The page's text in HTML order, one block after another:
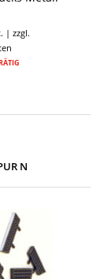
| zzgl.
N